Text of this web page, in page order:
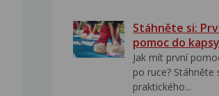
Stáhněte si:
pomoc do kapsy
Jak mít první
po ruce? Stáhněte
praktického...